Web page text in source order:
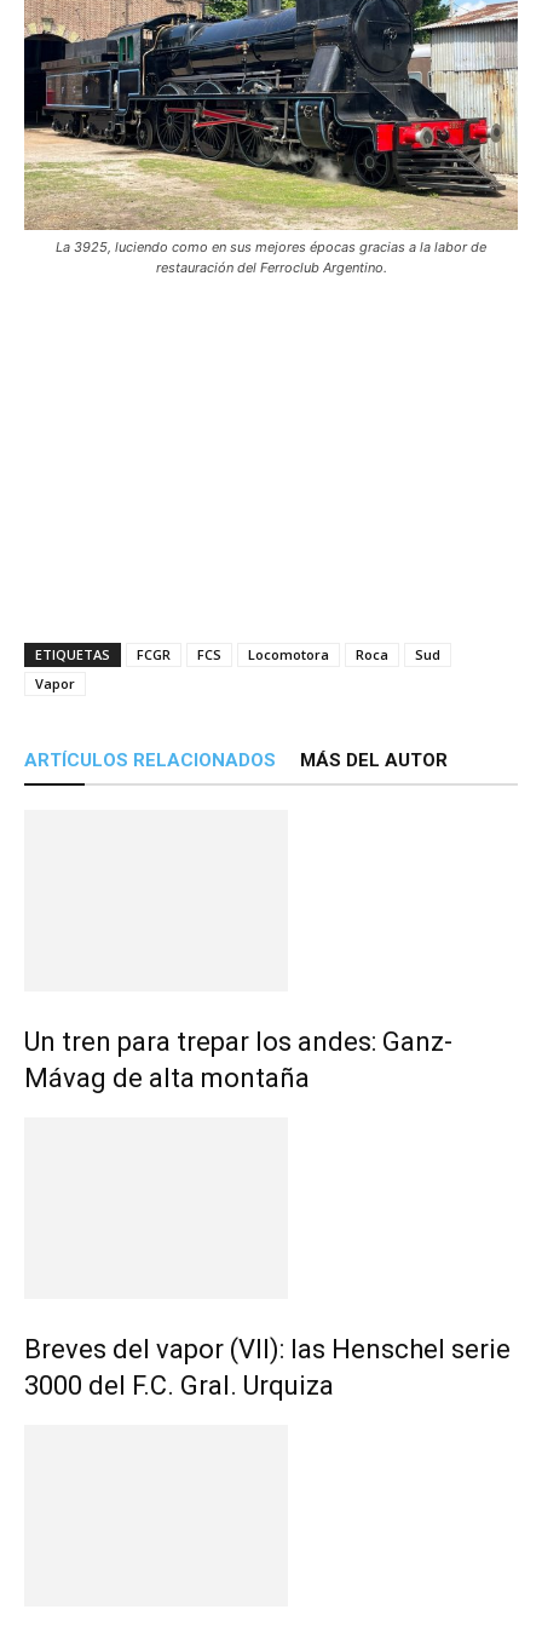
La 3925, luciendo como en sus mejores épocas gracias a la labor de
restauración del Ferroclub Argentino.
ETIQUETAS FCGR FCS Locomotora Roca
Sud
Vapor
ARTÍCULOS RELACIONADOS MÁS DEL AUTOR
Un tren para trepar los andes: Ganz-
Mávag de alta montaña
Breves del vapor (VII): las Henschel serie
3000 del F.C. Gral. Urquiza